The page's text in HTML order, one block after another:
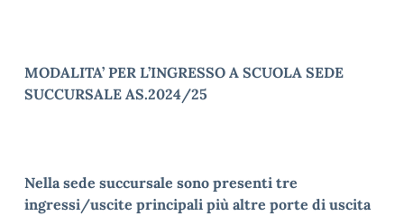
MODALITA’ PER L’INGRESSO A SCUOLA SEDE
SUCCURSALE AS.2024/25
Nella sede succursale sono presenti tre
ingressi/uscite principali più altre porte di uscita